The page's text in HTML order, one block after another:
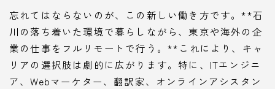
忘れてはならないのが、この新しい働き方です。**石
川の落ち着いた環境で暮らしながら、東京や海外の企
業の仕事をフルリモートで行う。**これにより、キャ
リアの選択肢は劇的に広がります。特に、ITエンジニ
ア、Webマーケター、翻訳家、オンラインアシスタン